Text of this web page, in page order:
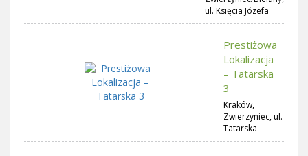
ul. Księcia Józefa
Prestiżowa
Lokalizacja
– Tatarska
3
Kraków,
Zwierzyniec, ul.
Tatarska